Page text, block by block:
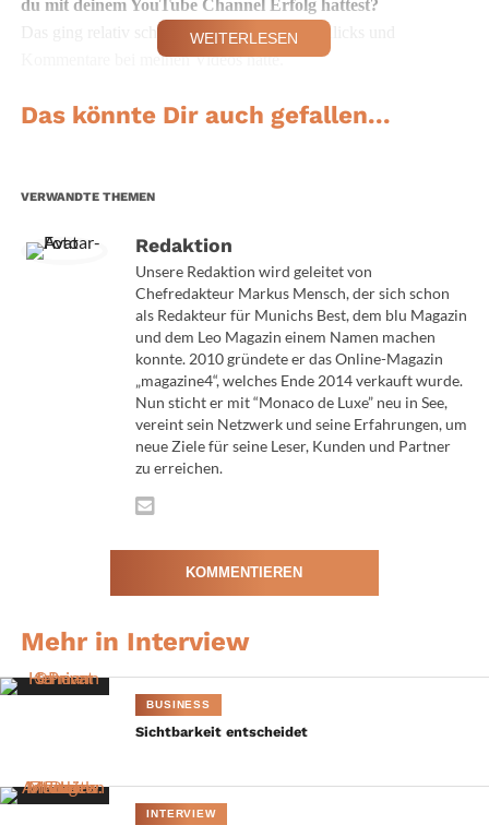
du mit deinem YouTube Channel Erfolg hattest?
Das ging relativ schnell, dass ich die ersten Klicks und
Kommentare bei meinen Videos hatte.
Wie und wann hast du deine Leidenschaft fürs vloggen in
ich fast täglich Videos über Beauty gesehen. Da ich die gleiche
Welche Youtube Channels würdest du privat
weiterempfehlen?
Jaclyn Hill, LoveMelissaMichelle und ThatsHeart
Wie viel Zeit verbringst du durchschnittlich für deine
Wenn du kein Youtuber wärst, was wäre deine berufliche
Gab es bisher auch Schattenseiten, mit denen du als
Bisher noch nicht.
Unsere Gesellschaft ist geprägt durch technischen
Fortschritt und Innovation. Aktuell ist der „Pokemon-Go“
Trend in aller Munde. Wie siehst du die Auswirkungen des
verbundene Sozialleben?
Die Auswirkungen sind leider bereits da. Die heutige
WEITERLESEN
Das könnte Dir auch gefallen...
VERWANDTE THEMEN
Redaktion
Unsere Redaktion wird geleitet von
Chefredakteur Markus Mensch, der sich schon
als Redakteur für Munichs Best, dem blu Magazin
und dem Leo Magazin einem Namen machen
konnte. 2010 gründete er das Online-Magazin
„magazine4“, welches Ende 2014 verkauft wurde.
Nun sticht er mit “Monaco de Luxe” neu in See,
vereint sein Netzwerk und seine Erfahrungen, um
neue Ziele für seine Leser, Kunden und Partner
zu erreichen.
KOMMENTIEREN
Mehr in Interview
BUSINESS
Sichtbarkeit entscheidet
INTERVIEW